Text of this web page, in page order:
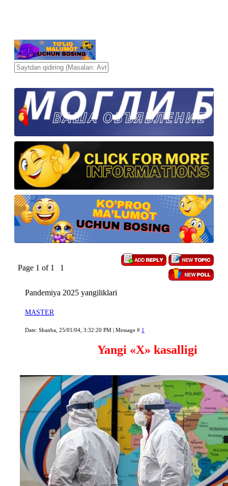
Page 1 of 1 1
Pandemiya 2025 yangiliklari
MASTER
Date: Shanba, 25/01/04, 3:32:20 PM | Message # 1
Yangi «X» kasalligi